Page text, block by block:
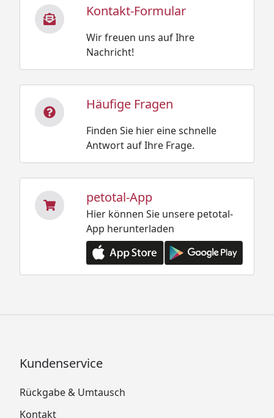
Kontakt-Formular
Wir freuen uns auf Ihre
Nachricht!
Häufige Fragen
Finden Sie hier eine schnelle
Antwort auf Ihre Frage.
petotal-App
Hier können Sie unsere petotal-
App herunterladen
Kundenservice
Rückgabe & Umtausch
Kontakt